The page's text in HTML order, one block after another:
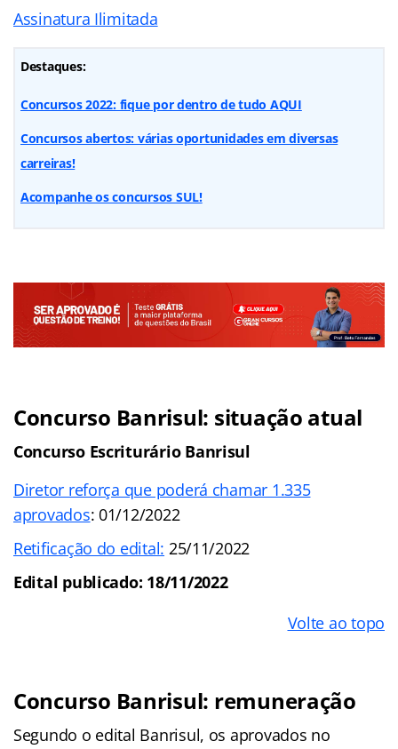
Assinatura Ilimitada
Destaques:
Concursos 2022: fique por dentro de tudo AQUI
Concursos abertos: várias oportunidades em diversas
carreiras!
Acompanhe os concursos SUL!
Concurso Banrisul: situação atual
Concurso Escriturário Banrisul
Diretor reforça que poderá chamar 1.335
aprovados: 01/12/2022
Retificação do edital: 25/11/2022
Edital publicado: 18/11/2022
Volte ao topo
Concurso Banrisul: remuneração
Segundo o edital Banrisul, os aprovados no